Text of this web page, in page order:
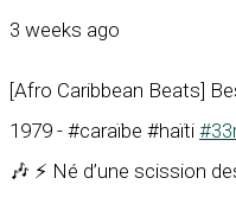
3 weeks ago
[Afro Caribbean Beats]
1979 - #caraïbe #haïti
🎶 ⚡ Né d’une scission